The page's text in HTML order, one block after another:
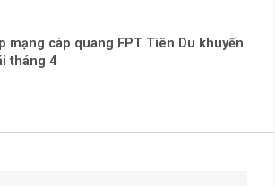
mạng cáp quang FPT Tiên Du khuyến
tháng 4